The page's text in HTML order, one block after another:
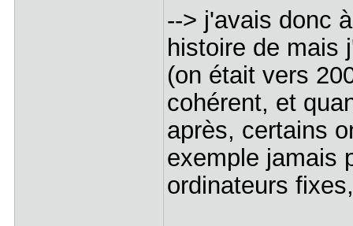
--> j'avais donc
histoire de mais
(on était vers
cohérent, et
après, certains
exemple jamais
ordinateurs